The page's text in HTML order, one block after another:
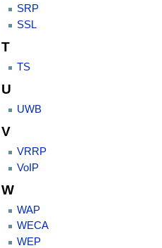
SRP
SSL
T
TS
U
UWB
V
VRRP
VoIP
W
WAP
WECA
WEP